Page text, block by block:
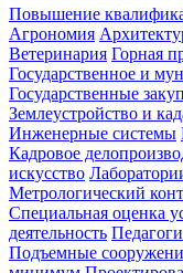
Повышение
Агрономия
Ветеринария Горная
Государственное и
Государственные
Землеустройство и
Инженерные системы
Кадровое
искусство
Метрологический
Специальная оценка
деятельность
Подъемные